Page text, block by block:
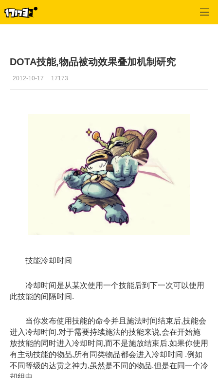
DOTA技能,物品被动效果叠加机制研究
2012-10-17 17173
技能冷却时间
冷却时间是从某次使用一个技能后到下一次可以使用
此技能的间隔时间.
当你发布使用技能的命令并且施法时间结束后,技能会
进入冷却时间.对于需要持续施法的技能来说,会在开始施
放技能的同时进入冷却时间,而不是施放结束后.如果你使用
有主动技能的物品,所有同类物品都会进入冷却时间 .例如
不同等级的达贡之神力,虽然是不同的物品,但是在同一个冷